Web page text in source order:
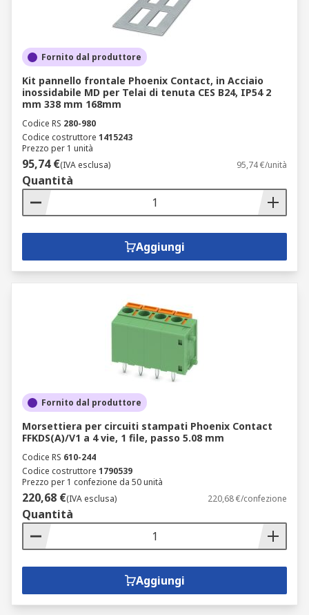
Fornito dal produttore
Kit pannello frontale Phoenix Contact, in Acciaio
inossidabile MD per Telai di tenuta CES B24, IP54 2
mm 338 mm 168mm
Codice RS 280-980
Codice costruttore 1415243
Prezzo per 1 unità
95,74 €(IVA esclusa) 95,74 €/unità
Quantità
Aggiungi
Fornito dal produttore
Morsettiera per circuiti stampati Phoenix Contact
FFKDS(A)/V1 a 4 vie, 1 file, passo 5.08 mm
Codice RS 610-244
Codice costruttore 1790539
Prezzo per 1 confezione da 50 unità
220,68 €(IVA esclusa) 220,68 €/confezione
Quantità
Aggiungi